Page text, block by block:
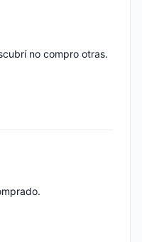
no compro otras.